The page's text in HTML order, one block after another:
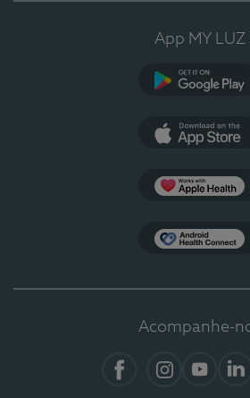
App MY LUZ
Acompanhe-